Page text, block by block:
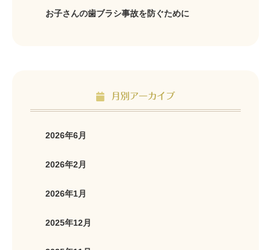
お子さんの歯ブラシ事故を防ぐために
月別アーカイブ
2026年6月
2026年2月
2026年1月
2025年12月